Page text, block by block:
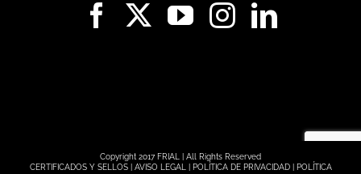
Copyright 2017 FRIAL | All Rights Reserved
CERTIFICADOS Y SELLOS | AVISO LEGAL | POLÍTICA DE PRIVACIDAD |
POLÍTICA